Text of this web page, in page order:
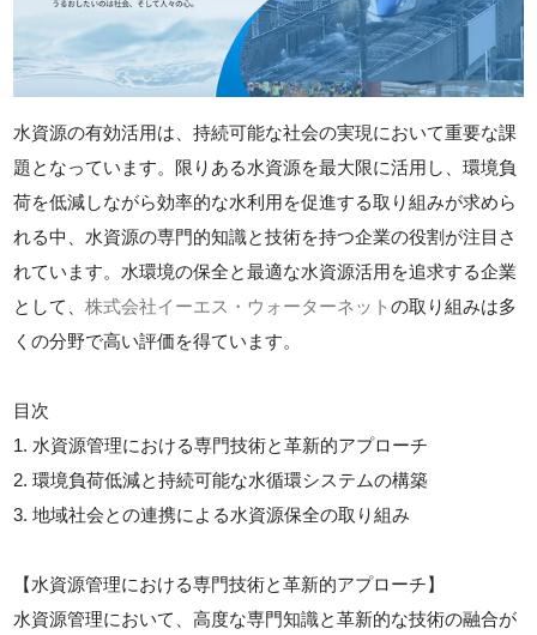
水資源の有効活用は、持続可能な社会の実現において重要な課
題となっています。限りある水資源を最大限に活用し、環境負
荷を低減しながら効率的な水利用を促進する取り組みが求めら
れる中、水資源の専門的知識と技術を持つ企業の役割が注目さ
れています。水環境の保全と最適な水資源活用を追求する企業
として、株式会社イーエス・ウォーターネットの取り組みは多
くの分野で高い評価を得ています。
目次
1. 水資源管理における専門技術と革新的アプローチ
2. 環境負荷低減と持続可能な水循環システムの構築
3. 地域社会との連携による水資源保全の取り組み
【水資源管理における専門技術と革新的アプローチ】
水資源管理において、高度な専門知識と革新的な技術の融合が